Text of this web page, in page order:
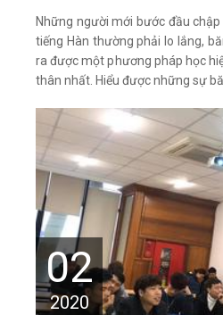
Những người mới bước đầu
tiếng Hàn thường phải lo lắng,
ra được một phương pháp học
thân nhất. Hiểu được những sự
02
2020